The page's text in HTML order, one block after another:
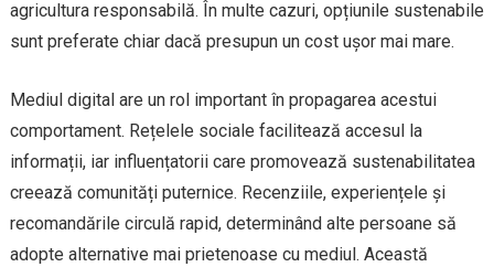
agricultura responsabilă. În multe cazuri, opțiunile sustenabile
sunt preferate chiar dacă presupun un cost ușor mai mare.
Mediul digital are un rol important în propagarea acestui
comportament. Rețelele sociale facilitează accesul la
informații, iar influențatorii care promovează sustenabilitatea
creează comunități puternice. Recenziile, experiențele și
recomandările circulă rapid, determinând alte persoane să
adopte alternative mai prietenoase cu mediul. Această